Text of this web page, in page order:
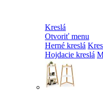
Kreslá
Otvoriť menu
Herné kreslá
Hojdacie kreslá